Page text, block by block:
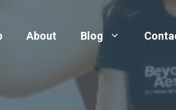
About Blog